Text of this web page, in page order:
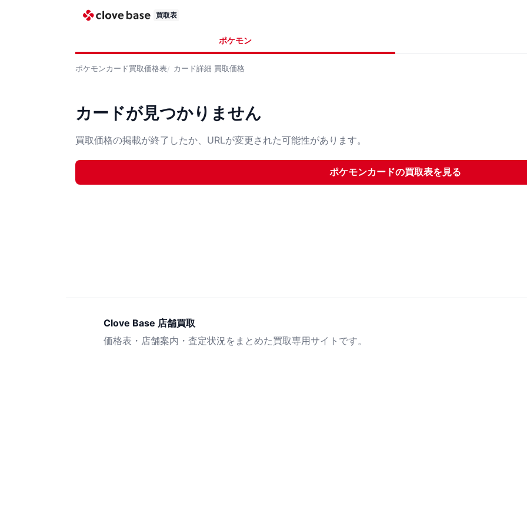
買取表
ポケモン
ポケモンカード買取価格表 カード詳細 買取価格
カードが見つかりません
買取価格の掲載が終了したか、URLが変更された可能性があります。
ポケモンカードの買取表を見る
Clove Base 店舗買取
価格表・店舗案内・査定状況をまとめた買取専用サイトです。